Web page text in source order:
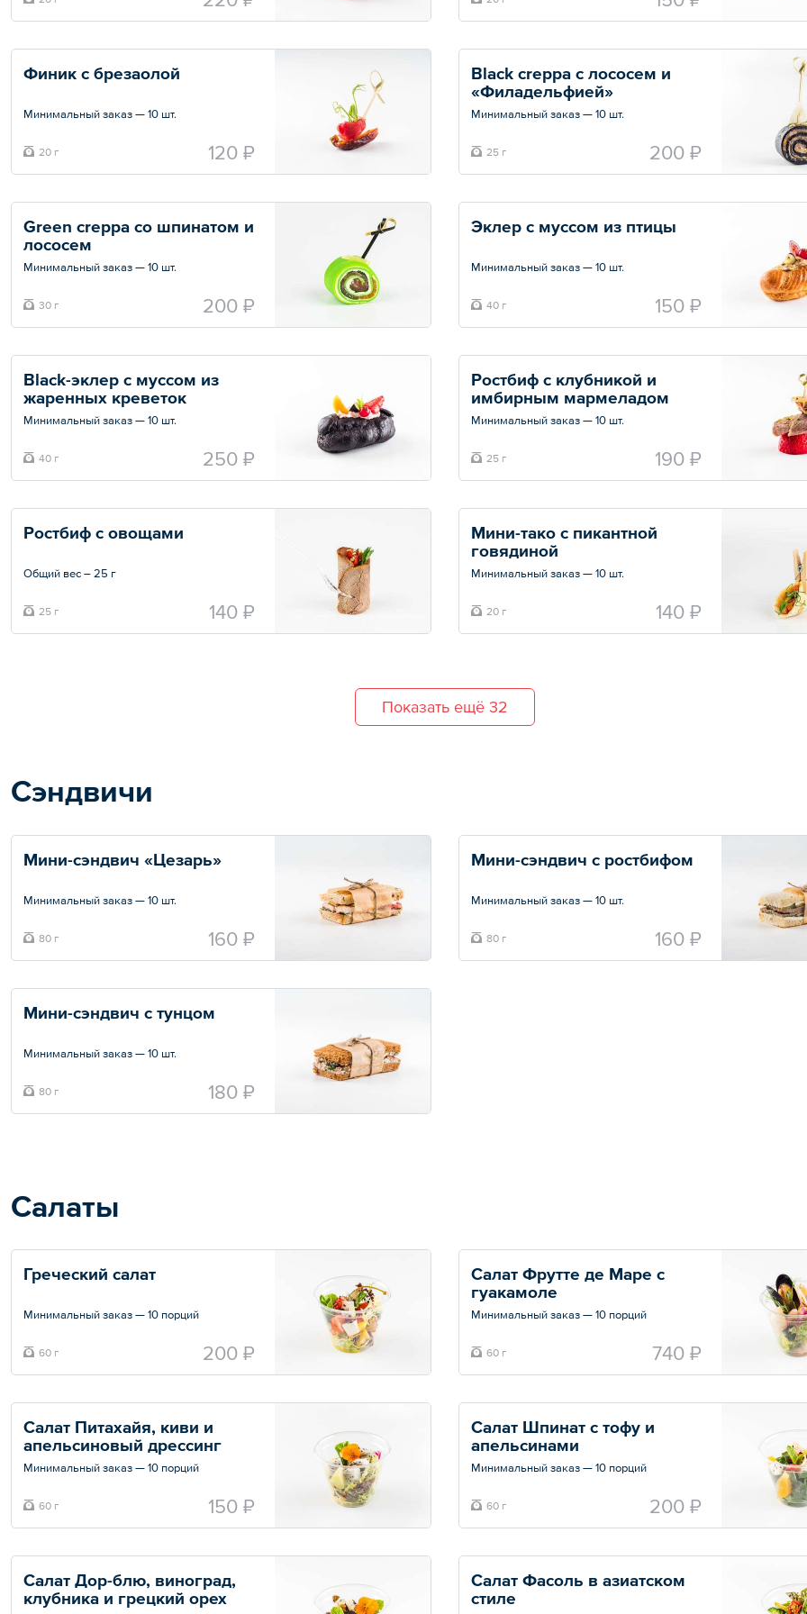
Финик с брезаолой
Минимальный заказ — 10 шт.
Общий вес – 20 г
20 г 120 ₽
Black creppa с лососем и
«Филадельфией»
Минимальный заказ — 10 шт.
Общий вес – 25 г
25 г 200 ₽
Green creppa со шпинатом и
лососем
Минимальный заказ — 10 шт.
Общий вес – 30 г
30 г 200 ₽
Эклер с муссом из птицы
Минимальный заказ — 10 шт.
Общий вес – 40 г
40 г 150 ₽
Black-эклер с муссом из
жаренных креветок
Минимальный заказ — 10 шт.
Общий вес – 40 г
40 г 250 ₽
Ростбиф с клубникой и
имбирным мармеладом
Минимальный заказ — 10 шт.
Общий вес – 25 г
25 г 190 ₽
Ростбиф с овощами
Общий вес – 25 г
25 г 140 ₽
Мини-тако с пикантной
говядиной
Минимальный заказ — 10 шт.
Общий вес – 20 г
20 г 140 ₽
Показать ещё 32
Сэндвичи
Мини-сэндвич «Цезарь»
Минимальный заказ — 10 шт.
80 г 160 ₽
Мини-сэндвич с ростбифом
Минимальный заказ — 10 шт.
Общий вес – 80 г
80 г 160 ₽
Мини-сэндвич с тунцом
Минимальный заказ — 10 шт.
Общий вес – 80 г
80 г 180 ₽
Салаты
Греческий салат
Минимальный заказ — 10 порций
Общий вес – 60 г
60 г 200 ₽
Салат Фрутте де Маре с
гуакамоле
Минимальный заказ — 10 порций
Креветки, кальмар, мидии, гуакамоле,
лайм, микс салат, бальзамик, оливковое
масло.
Общий вес – 60 г
60 г 740 ₽
Салат Питахайя, киви и
апельсиновый дрессинг
Минимальный заказ — 10 порций
Общий вес – 60 г
60 г 150 ₽
Салат Шпинат с тофу и
апельсинами
Минимальный заказ — 10 порций
Общий вес – 60 г
60 г 200 ₽
Салат Дор-блю, виноград,
клубника и грецкий орех
Салат Фасоль в азиатском
стиле